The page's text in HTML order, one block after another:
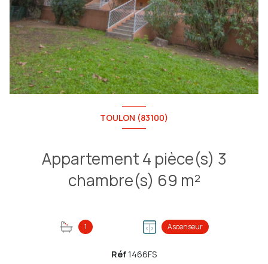
TOULON (83100)
Appartement 4 pièce(s) 3
chambre(s) 69 m²
1 Ascenseur
Réf1466FS